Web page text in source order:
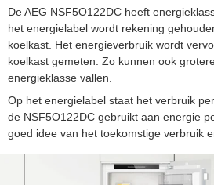
De AEG NSF5O122DC heeft
het energielabel wordt rekening
koelkast. Het energieverbruik wordt
koelkast gemeten. Zo kunnen ook
energieklasse vallen.
Op het energielabel staat het verbruik
de NSF5O122DC gebruikt aan energie
goed idee van het toekomstige verbruik